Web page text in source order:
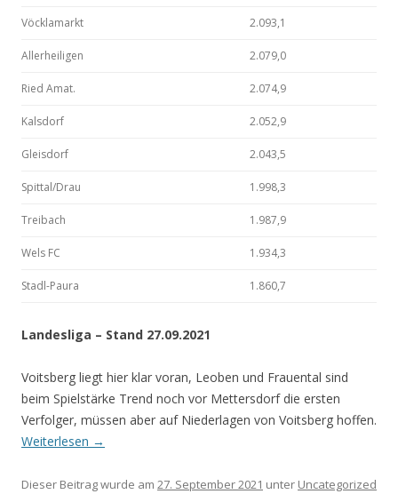
Vöcklamarkt 2.093,1
Allerheiligen 2.079,0
Ried Amat. 2.074,9
Kalsdorf 2.052,9
Gleisdorf 2.043,5
Spittal/Drau 1.998,3
Treibach 1.987,9
Wels FC 1.934,3
Stadl-Paura 1.860,7
Landesliga – Stand 27.09.2021
Voitsberg liegt hier klar voran, Leoben und Frauental sind
beim Spielstärke Trend noch vor Mettersdorf die ersten
Verfolger, müssen aber auf Niederlagen von Voitsberg hoffen.
Weiterlesen →
Dieser Beitrag wurde am 27. September 2021 unter Uncategorized